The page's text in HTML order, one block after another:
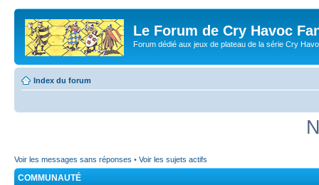
Le Forum de Cry Havoc
Forum dédié aux jeux de plateau de la série Cry
Index du forum
Voir les messages sans réponses • Voir les sujets actifs
COMMUNAUTÉ